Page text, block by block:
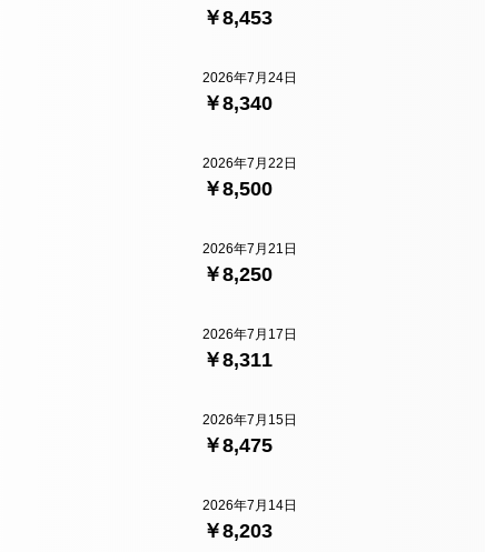
￥8,453
￥8,340
2026年7月24日
￥8,500
2026年7月22日
￥8,250
2026年7月21日
￥8,311
2026年7月17日
￥8,475
2026年7月15日
￥8,203
2026年7月14日